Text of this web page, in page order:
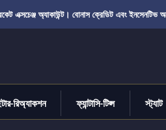
এক্সচেঞ্জ অ্যাকাউন্ট। বোনাস ক্রেডিট এবং ইনসেনটিভ
রিঅ্যাকশন ফ্যান্টাসি-টিপ্স স্ট্যাট